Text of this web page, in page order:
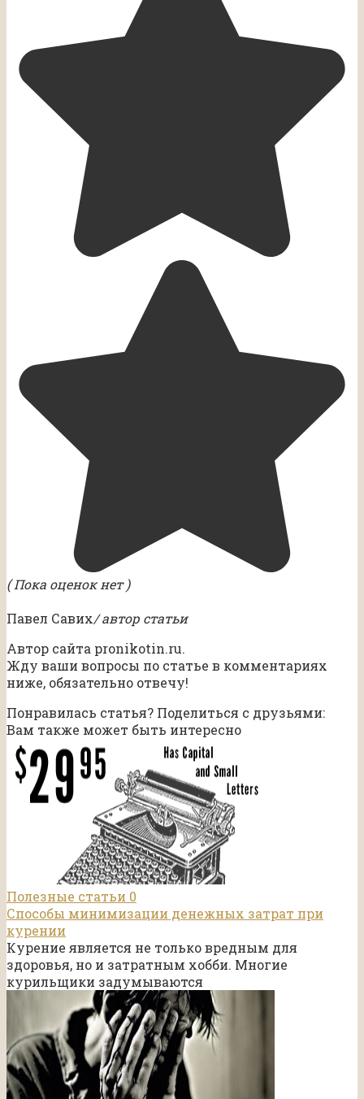
( Пока оценок нет )
Павел Савих/ автор статьи
Автор сайта pronikotin.ru.
Жду ваши вопросы по статье в комментариях
ниже, обязательно отвечу!
Понравилась статья? Поделиться с друзьями:
Вам также может быть интересно
Полезные статьи 0
Способы минимизации денежных затрат при
курении
Курение является не только вредным для
здоровья, но и затратным хобби. Многие
курильщики задумываются